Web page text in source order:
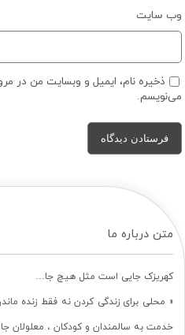
وب‌ سایت
ذخیره نام، ایمیل و وبسایت من در
می‌نویسم.
متن درباره ما
کهریزک جایی است مثل هیچ جا…
« محلی برای زندگی کردن نه فقط زنده
خدمت به سالمندان و کودکان ، معلولان